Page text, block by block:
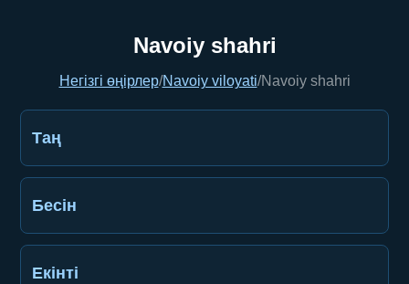
Navoiy shahri
Негізгі өңірлер/Navoiy viloyati/Navoiy shahri
Таң
Бесін
Екінті